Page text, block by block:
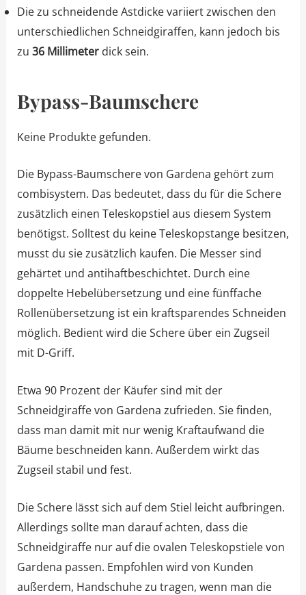
Die zu schneidende Astdicke variiert zwischen den
unterschiedlichen Schneidgiraffen, kann jedoch bis
zu 36 Millimeterdick sein.
Bypass-Baumschere
Keine Produkte gefunden.
Die Bypass-Baumschere von Gardena gehört zum
combisystem. Das bedeutet, dass du für die Schere
zusätzlich einen Teleskopstiel aus diesem System
benötigst. Solltest du keine Teleskopstange besitzen,
musst du sie zusätzlich kaufen. Die Messer sind
gehärtet und antihaftbeschichtet. Durch eine
doppelte Hebelübersetzung und eine fünffache
Rollenübersetzung ist ein kraftsparendes Schneiden
möglich. Bedient wird die Schere über ein Zugseil
mit D-Griff.
Etwa 90 Prozent der Käufer sind mit der
Schneidgiraffe von Gardena zufrieden. Sie finden,
dass man damit mit nur wenig Kraftaufwand die
Bäume beschneiden kann. Außerdem wirkt das
Zugseil stabil und fest.
Die Schere lässt sich auf dem Stiel leicht aufbringen.
Allerdings sollte man darauf achten, dass die
Schneidgiraffe nur auf die ovalen Teleskopstiele von
Gardena passen. Empfohlen wird von Kunden
außerdem, Handschuhe zu tragen, wenn man die